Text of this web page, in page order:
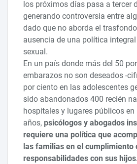
los próximos días pasa a tercer
generando controversia entre
dado que no aborda el
ausencia de una política
sexual.
En un país donde más del 50
embarazos no son deseados -
por ciento en las adolescentes
sido abandonados 400 recién
hospitales y lugares públicos
años, psicólogos y abogados
requiere una política que
las familias en el cumplimiento
responsabilidades con sus